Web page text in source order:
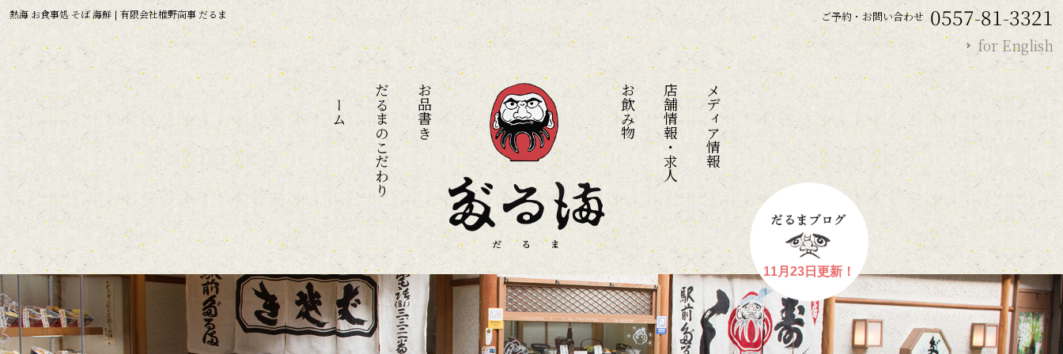
熱海 お食事処 そば 海鮮 | 有限会社椎野商事 だるま ご予約・お問い合わせ 0557-81-3321
for English
ホーム だるまのこだわり お品書き お飲み物 店舗情報・求人 メディア情報
11月23日更新！